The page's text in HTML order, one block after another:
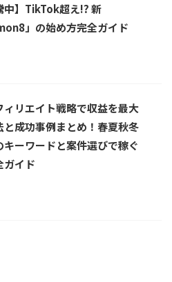
中】TikTok超え!? 新
」の始め方完全ガイド
ィリエイト戦略で収益を最大
と成功事例まとめ！春夏秋冬
キーワードと案件選びで稼ぐ
ガイド